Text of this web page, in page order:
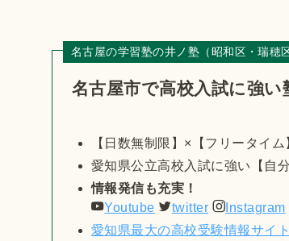
名古屋の学習塾の井ノ塾（昭和区・瑞穂
名古屋市で高校入試に強い
【日数無制限】×【フリータイ
愛知県公立高校入試に強い【自
情報発信も充実！
Youtube
twitter Instagram
愛知県最大の高校受験情報サイ